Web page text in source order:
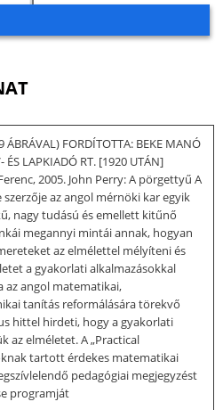
ÁBRÁVAL) FORDÍTOTTA: BEKE MANÓ
ÉS LAPKIADÓ RT. [1920 UTÁN]
2005. John Perry: A pörgettyű A
az angol mérnöki kar egyik
nagy tudású és emellett kitűnő
megannyi mintái annak, hogyan
az elmélettel mélyíteni és
a gyakorlati alkalmazásokkal
angol matematikai,
tanítás reformálására törekvő
hittel hirdeti, hogy a gyakorlati
az elméletet. A „Practical
tartott érdekes matematikai
pedagógiai megjegyzést
programját